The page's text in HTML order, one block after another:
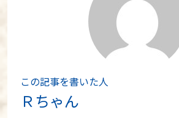
この記事を書いた人
Ｒちゃん